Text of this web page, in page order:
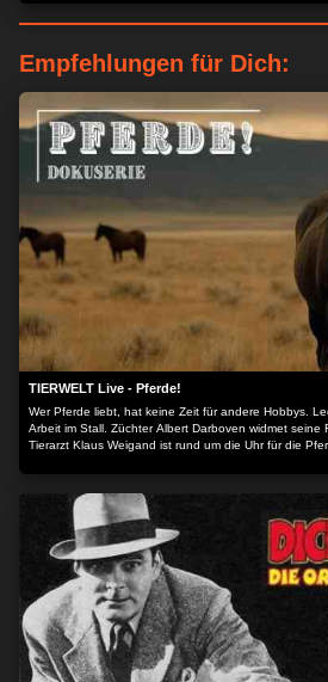
Empfehlungen für Dich:
TIERWELT Live - Pferde!
Wer Pferde liebt, hat keine Zeit für andere Hobbys.
Arbeit im Stall. Züchter Albert Darboven widmet seine
Tierarzt Klaus Weigand ist rund um die Uhr für die
ihren Alltag.